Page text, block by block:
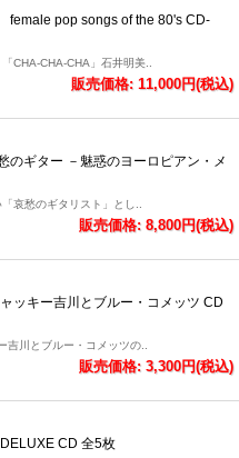
female pop songs of the 80's CD-
CHA-CHA-CHA」石井明美..
販売価格: 11,000円(税込)
ギター －魅惑のヨーロピアン・メ
哀愁のギタリスト」とし..
販売価格: 8,800円(税込)
ッキー吉川とブルー・コメッツ CD
吉川とブルー・コメッツの..
販売価格: 3,300円(税込)
CD 全5枚